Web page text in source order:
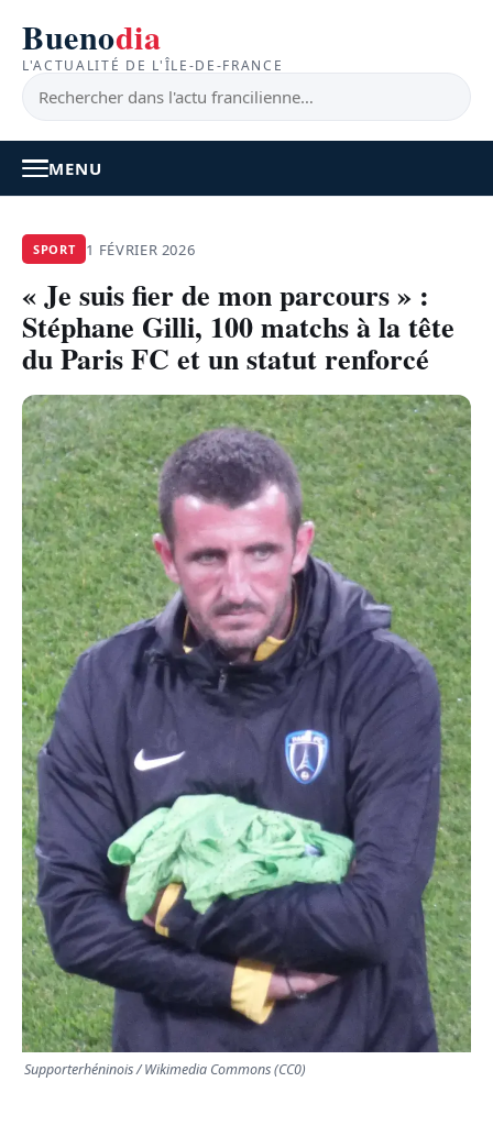
Buenodia
L'ACTUALITÉ DE L'ÎLE-DE-FRANCE
MENU
ACTUALITÉ
BONS PLANS
FEEL GOOD
FAITS DIVERS
TRANSPORTS
ÉCONOMIE
POLITIQUE
SPORT
CULTURE
SCIENCES & TECH
SPORT 1 FÉVRIER 2026
« Je suis fier de mon parcours » :
Stéphane Gilli, 100 matchs à la tête
du Paris FC et un statut renforcé
Supporterhéninois / Wikimedia Commons (CC0)